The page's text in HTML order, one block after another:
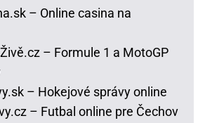
– Online casina na
– Formule 1 a MotoGP
– Hokejové správy online
– Futbal online pre Čechov